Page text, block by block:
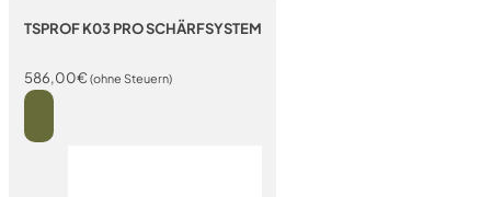
TSPROF K03 PRO SCHÄRFSYSTEM
586,00€(ohne Steuern)